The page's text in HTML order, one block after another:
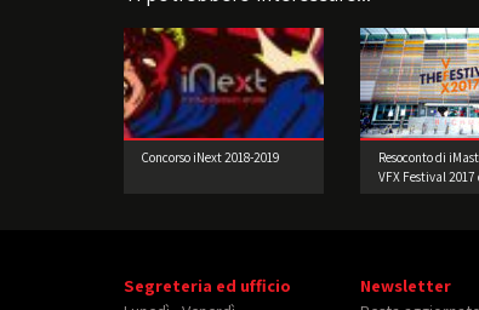
Concorso iNext 2018-2019
Resoconto di
VFX Festival
Segreteria ed ufficio
Newsletter